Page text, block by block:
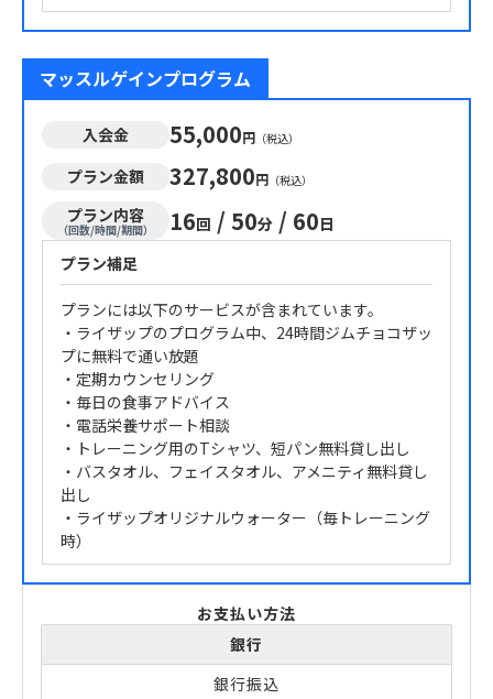
マッスルゲインプログラム
入会金 55,000円 （税込）
プラン金額 327,800円 （税込）
プラン内容
（回数/時間/期間） 16回 / 50分 / 60日
プラン補足
プランには以下のサービスが含まれています。
・ライザップのプログラム中、24時間ジムチョコザッ
プに無料で通い放題
・定期カウンセリング
・毎日の食事アドバイス
・電話栄養サポート相談
・トレーニング用のTシャツ、短パン無料貸し出し
・バスタオル、フェイスタオル、アメニティ無料貸し
出し
・ライザップオリジナルウォーター（毎トレーニング
時）
お支払い方法
銀行
銀行振込